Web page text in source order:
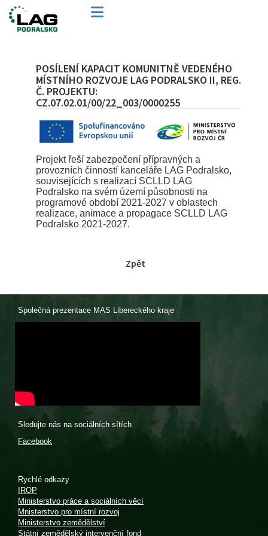
POSÍLENÍ KAPACIT KOMUNITNĚ VEDENÉHO
MÍSTNÍHO ROZVOJE LAG PODRALSKO II, REG.
Č. PROJEKTU:
CZ.07.02.01/00/22_003/0000255
Projekt řeší zabezpečení přípravných a
provozních činností kanceláře LAG Podralsko,
souvisejících s realizací SCLLD LAG
Podralsko na svém území působnosti na
programové období 2021-2027 v oblastech
realizace, animace a propagace SCLLD LAG
Podralsko 2021-2027.
Zpět
Společná prezentace MAS Libereckého kraje
Sledujte nás na sociálních sítích
Facebook
Rychlé odkazy
IROP
Ministerstvo práce a sociálních věcí
Mnisterstvo pro místní rozvoj
Ministerstvo zemědělství
Státní zemědělský intervenční fond